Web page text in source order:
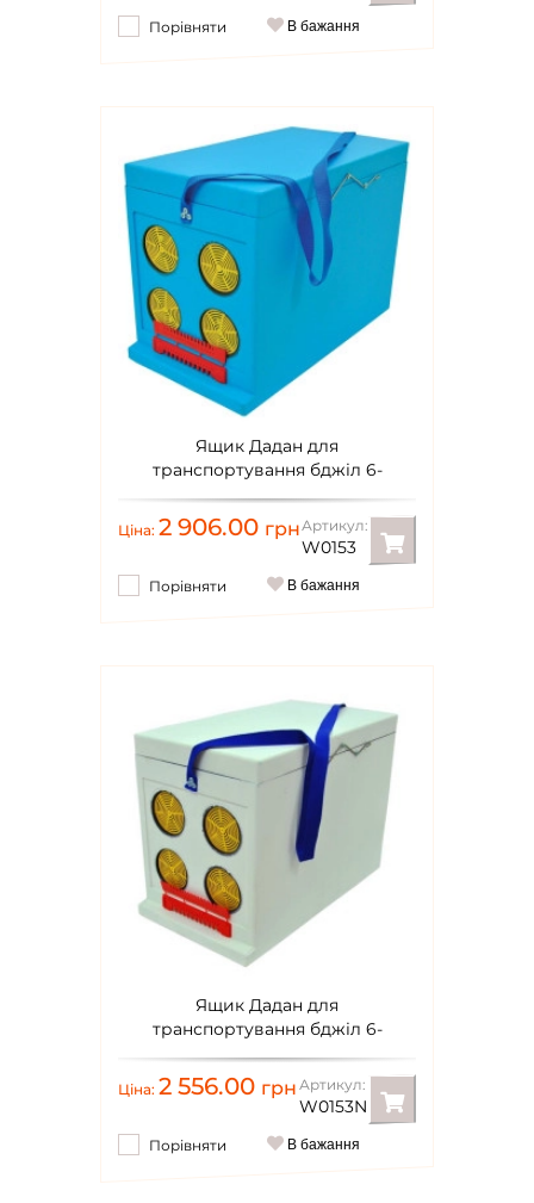
Порівняти В бажання
Ящик Дадан для
транспортування бджіл 6-
рамковий, фарбований
Ціна: 2 906.00 грнАртикул:
W0153
Порівняти В бажання
Ящик Дадан для
транспортування бджіл 6-
рамковий, нефарбований
Ціна: 2 556.00 грн Артикул:
W0153N
Порівняти В бажання